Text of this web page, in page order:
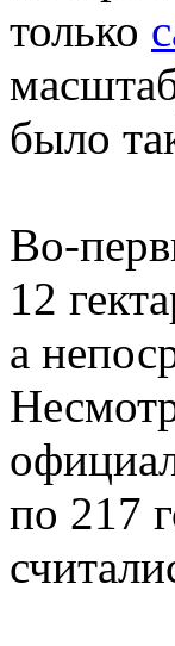
только
было
Во-
12
а
по 217